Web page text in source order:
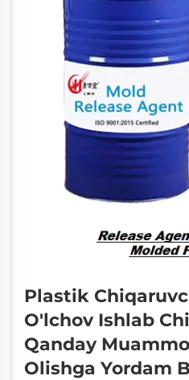
Plastik
O'lchov Ishlab
Qanday
Olishga Yordam